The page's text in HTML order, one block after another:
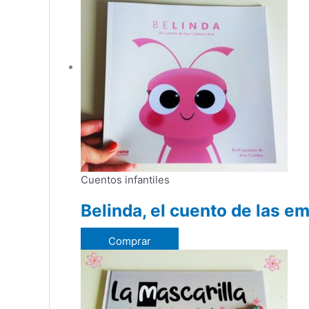
Cuentos infantiles
Belinda, el cuento de las
Comprar